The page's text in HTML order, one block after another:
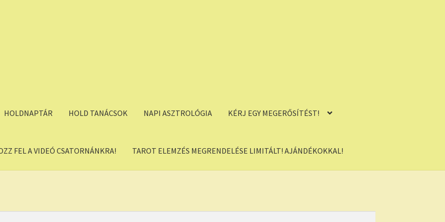
HOLDNAPTÁR HOLD TANÁCSOK NAPI ASZTROLÓGIA KÉRJ EGY MEGERŐSÍTÉST!
FEL A VIDEÓ CSATORNÁNKRA! TAROT ELEMZÉS MEGRENDELÉSE LIMITÁLT! AJÁNDÉKOKKAL!